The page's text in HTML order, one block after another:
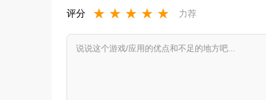
评分 ★ ★ ★ ★ ★ 力荐